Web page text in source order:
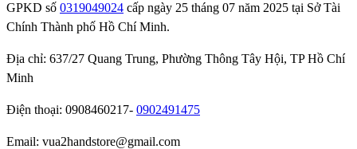
GPKD số 0319049024 cấp ngày 25 tháng 07 năm 2025 tại Sở Tài
Chính Thành phố Hồ Chí Minh.
Địa chỉ: 637/27 Quang Trung, Phường Thông Tây Hội, TP Hồ Chí
Minh
Điện thoại: 0908460217- 0902491475
Email: vua2handstore@gmail.com